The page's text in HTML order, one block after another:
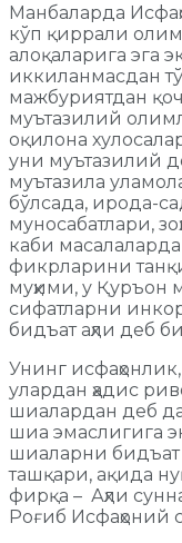
Манбаларда
кўп қиррали
алоқаларига эга
иккиланмасдан
мажбуриятдан
муътазилий
оқилона
уни муътазилий
муътазила
бўлсада, ирода-
муносабатлари,
каби
фикрларини
муҳими, у Қуръон
сифатларни
бидъат аҳли деб
Унинг исфаҳонлик,
улардан ҳадис
шиалардан деб
шиа эмаслигига
шиаларни бидъат
ташқари, ақида
фирқа – Аҳли
Роғиб Исфаҳоний